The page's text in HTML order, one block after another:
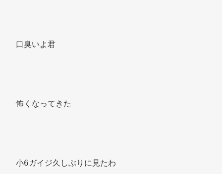
口臭いよ君
怖くなってきた
小6ガイジ久しぶりに見たわ